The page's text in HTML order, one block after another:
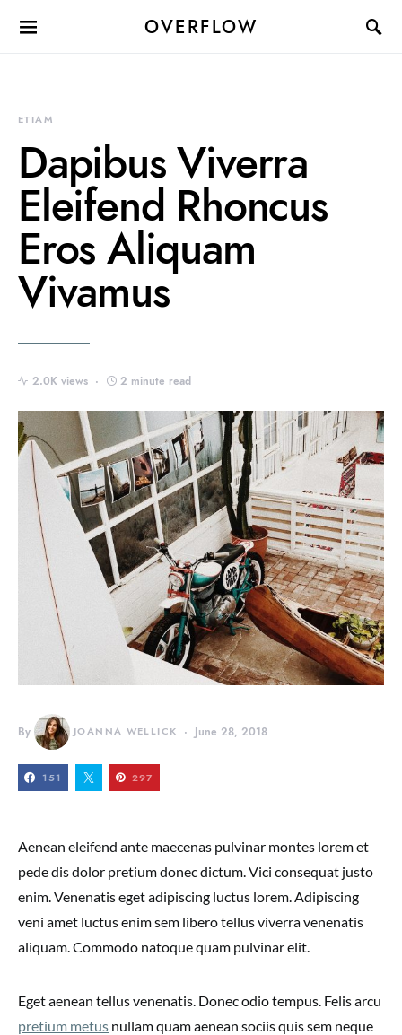
OVERFLOW
ETIAM
Dapibus Viverra
Eleifend Rhoncus
Eros Aliquam
Vivamus
2.0K views 2 minute read
By JOANNA WELLICK June 28, 2018
151 297
Aenean eleifend ante maecenas pulvinar montes lorem et
pede dis dolor pretium donec dictum. Vici consequat justo
enim. Venenatis eget adipiscing luctus lorem. Adipiscing
veni amet luctus enim sem libero tellus viverra venenatis
aliquam. Commodo natoque quam pulvinar elit.
Eget aenean tellus venenatis. Donec odio tempus. Felis arcu
pretium metus nullam quam aenean sociis quis sem neque